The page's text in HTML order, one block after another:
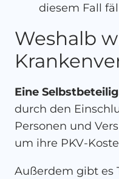
diesem Fall
Weshalb
Eine
durch den
Personen und
um ihre PKV-
Außerdem gibt es